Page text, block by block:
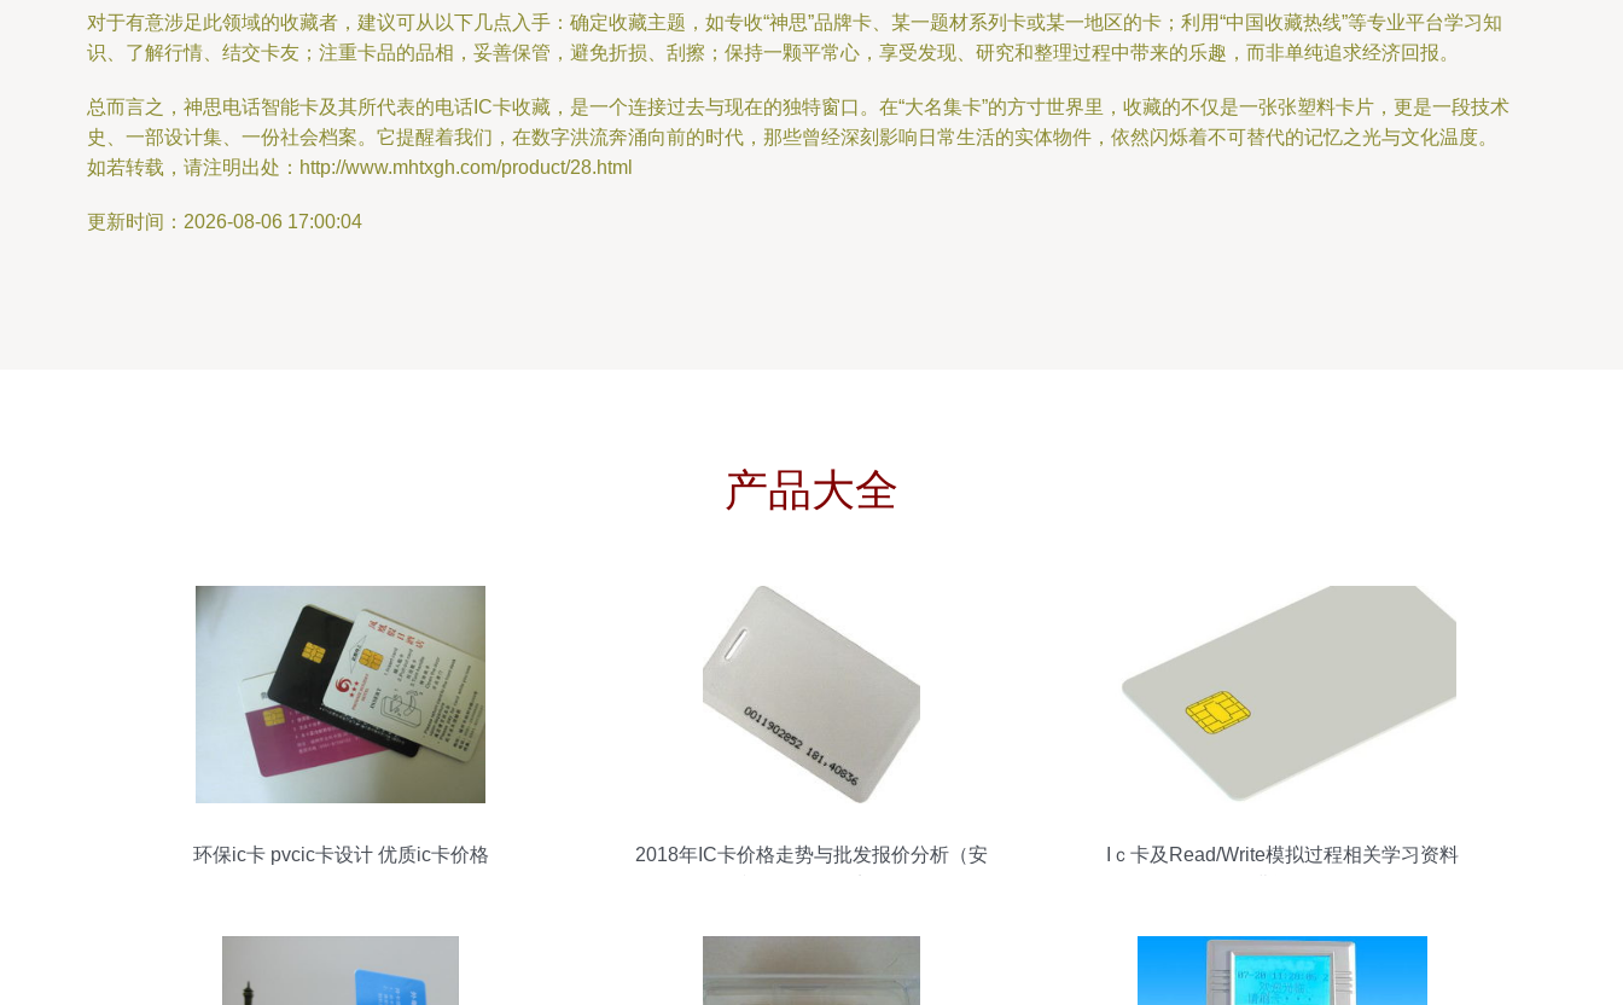
对于有意涉足此领域的收藏者，建议可从以下几点入手：确定收藏主题，如专收“神思”品牌卡、某一题材系列卡或某一地区的卡；利用“中国收藏热线”等专业平台学习知
识、了解行情、结交卡友；注重卡品的品相，妥善保管，避免折损、刮擦；保持一颗平常心，享受发现、研究和整理过程中带来的乐趣，而非单纯追求经济回报。
总而言之，神思电话智能卡及其所代表的电话IC卡收藏，是一个连接过去与现在的独特窗口。在“大名集卡”的方寸世界里，收藏的不仅是一张张塑料卡片，更是一段技术
史、一部设计集、一份社会档案。它提醒着我们，在数字洪流奔涌向前的时代，那些曾经深刻影响日常生活的实体物件，依然闪烁着不可替代的记忆之光与文化温度。
如若转载，请注明出处：http://www.mhtxgh.com/product/28.html
更新时间：2026-08-06 17:00:04
产品大全
环保ic卡 pvcic卡设计 优质ic卡价格
2018年IC卡价格走势与批发报价分析（安
Iｃ卡及Read/Write模拟过程相关学习资料